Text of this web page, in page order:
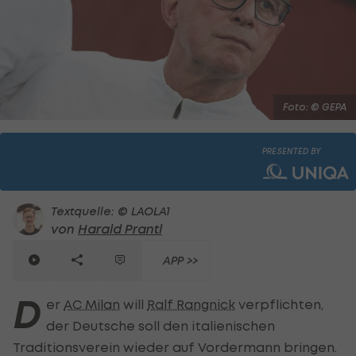
Foto: © GEPA
PRESENTED BY
Textquelle: © LAOLA1
von Harald Prantl
APP >>
D er AC Milan will Ralf Rangnick verpflichten,
der Deutsche soll den italienischen
Traditionsverein wieder auf Vordermann bringen.